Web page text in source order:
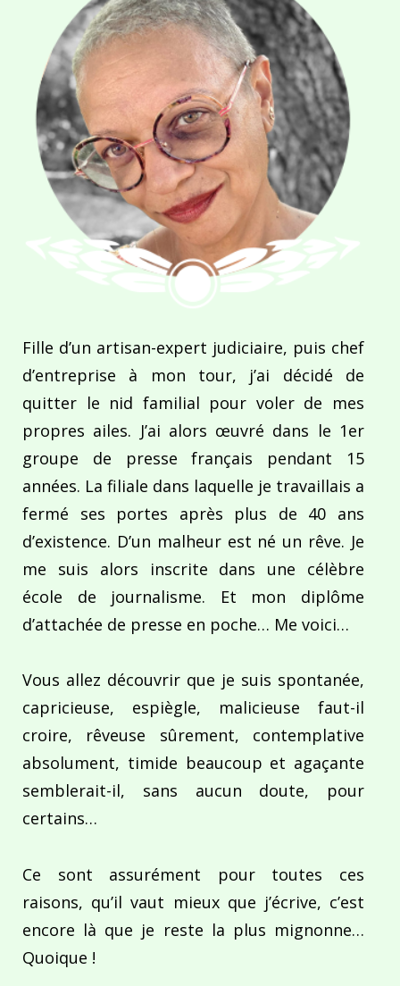
Fille d’un artisan-expert judiciaire, puis chef
d’entreprise à mon tour, j’ai décidé de
quitter le nid familial pour voler de mes
propres ailes. J’ai alors œuvré dans le 1er
groupe de presse français pendant 15
années. La filiale dans laquelle je travaillais a
fermé ses portes après plus de 40 ans
d’existence. D’un malheur est né un rêve. Je
me suis alors inscrite dans une célèbre
école de journalisme. Et mon diplôme
d’attachée de presse en poche… Me voici…
Vous allez découvrir que je suis spontanée,
capricieuse, espiègle, malicieuse faut-il
croire, rêveuse sûrement, contemplative
absolument, timide beaucoup et agaçante
semblerait-il, sans aucun doute, pour
certains…
Ce sont assurément pour toutes ces
raisons, qu’il vaut mieux que j’écrive, c’est
encore là que je reste la plus mignonne…
Quoique !